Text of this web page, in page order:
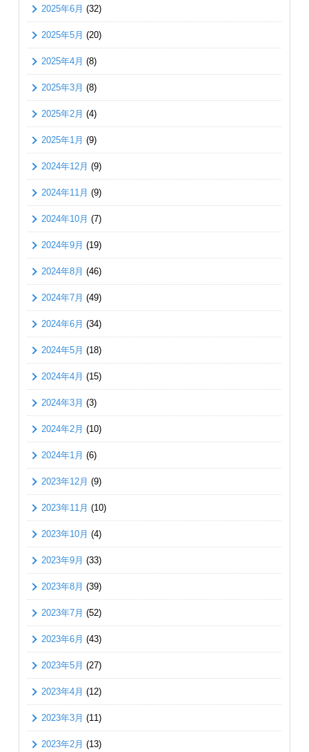
2025年6月 (32)
2025年5月 (20)
2025年4月 (8)
2025年3月 (8)
2025年2月 (4)
2025年1月 (9)
2024年12月 (9)
2024年11月 (9)
2024年10月 (7)
2024年9月 (19)
2024年8月 (46)
2024年7月 (49)
2024年6月 (34)
2024年5月 (18)
2024年4月 (15)
2024年3月 (3)
2024年2月 (10)
2024年1月 (6)
2023年12月 (9)
2023年11月 (10)
2023年10月 (4)
2023年9月 (33)
2023年8月 (39)
2023年7月 (52)
2023年6月 (43)
2023年5月 (27)
2023年4月 (12)
2023年3月 (11)
2023年2月 (13)